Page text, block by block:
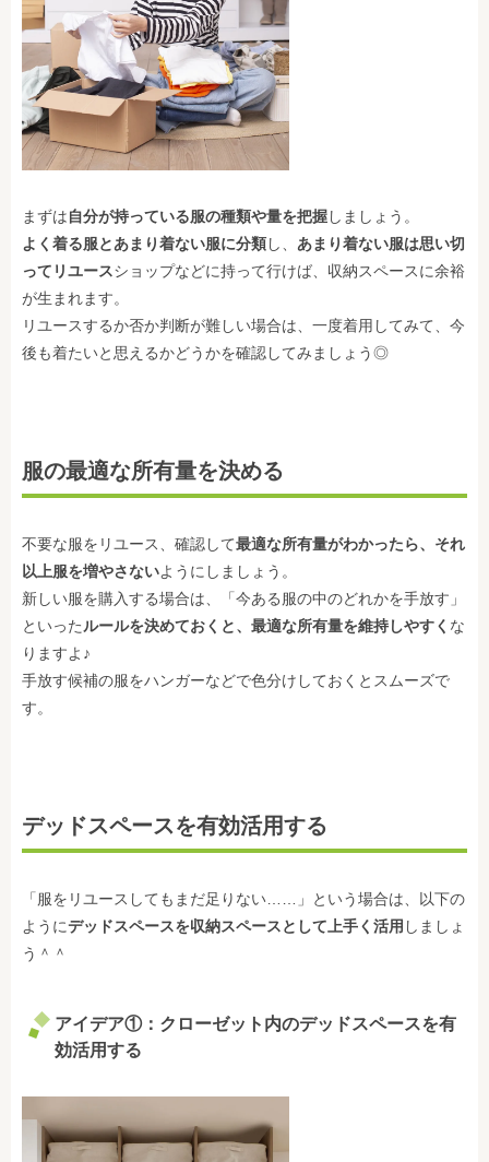
まずは自分が持っている服の種類や量を把握しましょう。
よく着る服とあまり着ない服に分類し、 あまり着ない服は思い切
ってリユースショップなどに持って行けば、収納スペースに余裕
が生まれます。
リユースするか否か判断が難しい場合は、一度着用してみて、今
後も着たいと思えるかどうかを確認してみましょう◎
服の最適な所有量を決める
不要な服をリユース、確認して最適な所有量がわかったら、それ
以上服を増やさないようにしましょう。
新しい服を購入する場合は、「今ある服の中のどれかを手放す」
といったルールを決めておくと、最適な所有量を維持しやすく な
りますよ♪
手放す候補の服をハンガーなどで色分けしておくとスムーズで
す。
デッドスペースを有効活用する
「服をリユースしてもまだ足りない……」という場合は、以下の
ようにデッドスペースを収納スペースとして上手く活用 しましょ
う＾＾
アイデア①：クローゼット内のデッドスペースを有
効活用する